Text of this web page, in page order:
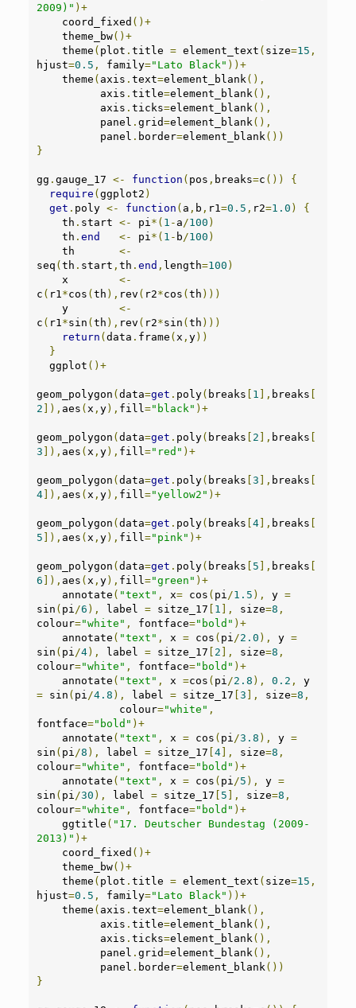
2009)" )+
    coord_fixed
()+
    theme_bw
()+
    theme
( plot .title = element_text ( size=15 ,
hjust=0.5 , family="Lato Black" ))+
    theme
( axis .text=element_blank (),
          axis
.title=element_blank (),
          axis
.ticks=element_blank (),
          panel
.grid=element_blank (),
          panel
. border=element_blank ())
}
gg .gauge_17 <- function ( pos , breaks=c ())
{
require (ggplot2 )
get . poly <- function ( a , b , r1=0.5 , r2=1.0 )
{
    th
. start <- pi *( 1 - a /100 )
    th
.end <- pi *( 1 - b /100 )
    th
<-
seq (th . start ,th .end , length=100 )
    x
<-
c ( r1 *cos (th ), rev ( r2*cos (th )))
    y
<-
c ( r1 *sin (th ), rev ( r2*sin (th )))
return (data . frame ( x ,y))
}
  ggplot
()+
geom_polygon (data=get . poly( breaks [ 1 ], breaks [
2 ]), aes ( x ,y), fill="black" )+
geom_polygon (data=get . poly( breaks [ 2 ], breaks [
3 ]), aes ( x ,y), fill="red" )+
geom_polygon (data=get . poly( breaks [3 ], breaks [
4]), aes ( x ,y), fill="yellow2" )+
geom_polygon (data=get . poly( breaks [4], breaks [
5 ]), aes ( x ,y), fill="pink" )+
geom_polygon (data=get . poly( breaks [ 5 ], breaks [
6 ]), aes ( x ,y), fill="green" )+
    annotate
( "text" , x= cos ( pi /1.5 ), y =
sin ( pi /6 ), label = sitze_17 [ 1 ], size=8 ,
colour="white" , fontface="bold" )+
    annotate
( "text" , x = cos ( pi /2.0 ), y =
sin ( pi /4), label = sitze_17 [ 2 ], size=8 ,
colour="white" , fontface="bold" )+
    annotate
( "text" , x =cos ( pi /2.8 ), 0.2 ,
= sin ( pi /4.8 ), label = sitze_17 [3 ], size=8 ,
             colour
="white" ,
fontface="bold" )+
    annotate
( "text" , x = cos ( pi /3.8 ), y =
sin ( pi /8 ), label = sitze_17 [4], size=8 ,
colour="white" , fontface="bold" )+
    annotate
( "text" , x = cos ( pi /5 ), y =
sin ( pi /30 ), label = sitze_17 [ 5 ], size=8 ,
colour="white" , fontface="bold" )+
    ggtitle
( "17. Deutscher Bundestag (2009-
2013)" )+
    coord_fixed
()+
    theme_bw
()+
    theme
( plot .title = element_text ( size=15 ,
hjust=0.5 , family="Lato Black" ))+
    theme
( axis .text=element_blank (),
          axis
.title=element_blank (),
          axis
.ticks=element_blank (),
          panel
.grid=element_blank (),
          panel
. border=element_blank ())
}